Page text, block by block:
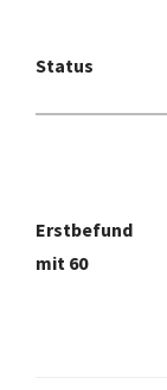
Status
Erstbefund
mit 60